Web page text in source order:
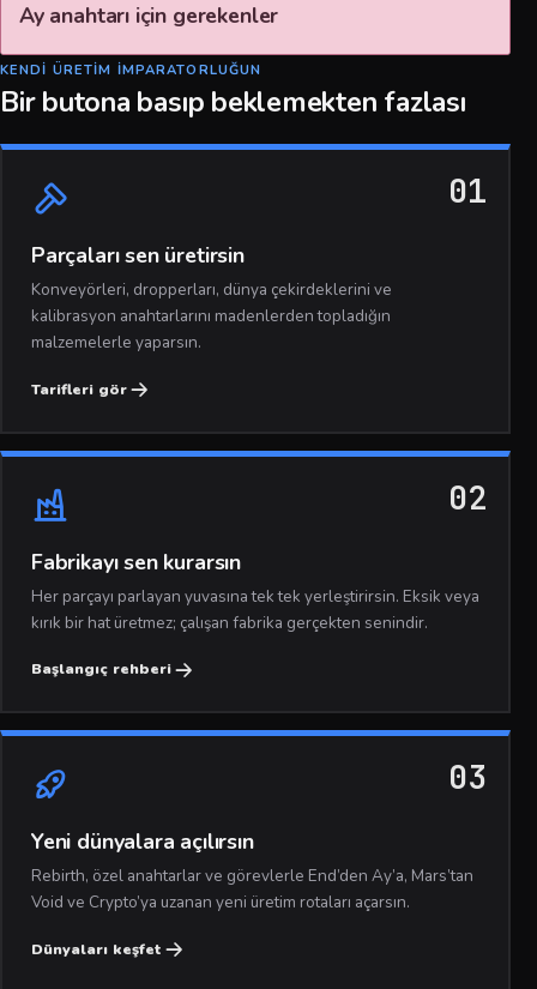
Ay anahtarı için gerekenler
KENDI ÜRETIM IMPARATORLUĞUN
Bir butona basıp beklemekten fazlası
01
Parçaları sen üretirsin
Konveyörleri, dropperları, dünya çekirdeklerini ve
kalibrasyon anahtarlarını madenlerden topladığın
malzemelerle yaparsın.
Tarifleri gör
02
Fabrikayı sen kurarsın
Her parçayı parlayan yuvasına tek tek yerleştirirsin. Eksik veya
kırık bir hat üretmez; çalışan fabrika gerçekten senindir.
Başlangıç rehberi
03
Yeni dünyalara açılırsın
Rebirth, özel anahtarlar ve görevlerle End’den Ay’a, Mars’tan
Void ve Crypto’ya uzanan yeni üretim rotaları açarsın.
Dünyaları keşfet